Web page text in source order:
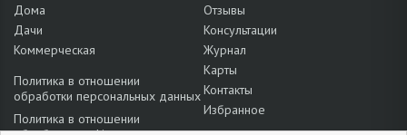
Дома
Дачи
Коммерческая
Политика в отношении
обработки персональных данных
Политика в отношении
Отзывы
Консультации
Журнал
Карты
Контакты
Избранное